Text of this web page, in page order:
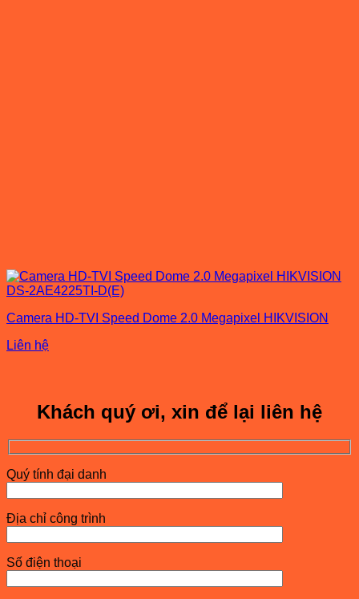
Camera HD-TVI Speed Dome 2.0 Megapixel HIKVISION
Liên hệ
Khách quý ơi, xin để lại liên hệ
Quý tính đại danh
Địa chỉ công trình
Số điện thoại